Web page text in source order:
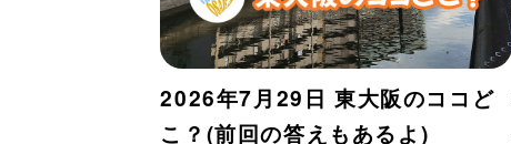
2026年7月29日 東大阪のココど
こ？(前回の答えもあるよ)